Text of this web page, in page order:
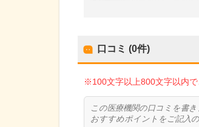
口コミ (0件)
※100文字以上800文字以内